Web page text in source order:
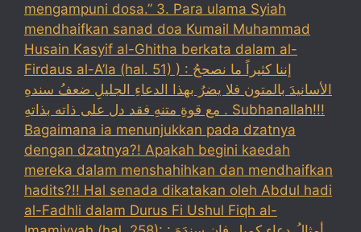
mengampuni dosa.” 3. Para ulama Syiah
mendhaifkan sanad doa Kumail Muhammad
Husain Kasyif al-Ghitha berkata dalam al-
Firdaus al-A’la (hal. 51) ) : إننا كثيراً ما نصححُ
الأسانيدَ بالمتون فلا يضرُ بهذا الدعاءِ الجليلِ ضعفُ سندهِ
مع قوةِ متنهِ فقد دل على ذاته بذاتهِ . Subhanallah!!!
Bagaimana ia menunjukkan pada dzatnya
dengan dzatnya?! Apakah begini kaedah
mereka dalam menshahihkan dan mendhaifkan
hadits?!! Hal senada dikatakan oleh Abdul hadi
al-Fadhli dalam Durus Fi Ushul Fiqh al-